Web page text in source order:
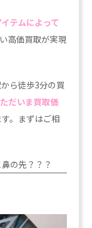
テムによって
高価買取が実現
ら徒歩3分の買
ただいま買取価
。まずはご相
の先？？？